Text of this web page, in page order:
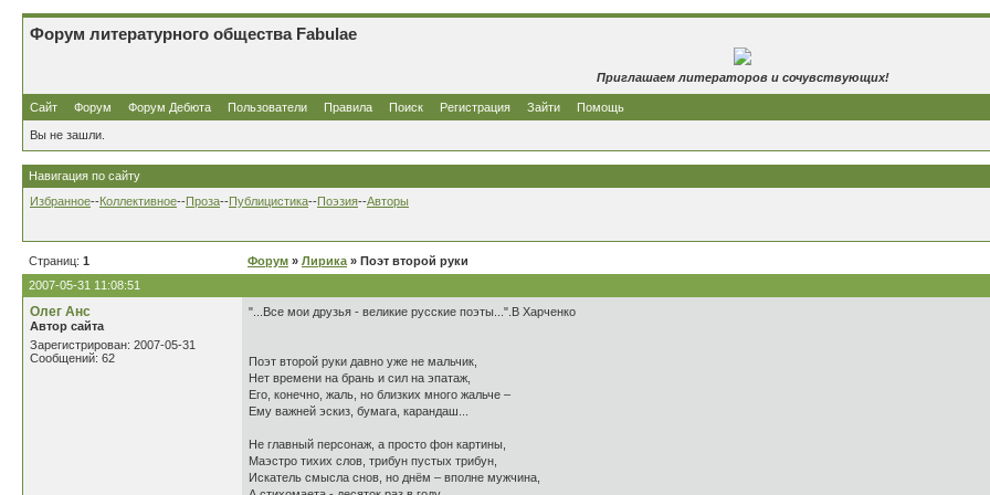
Форум литературного общества Fabulae
Приглашаем литераторов и сочувствующих!
Сайт Форум Форум Дебюта Пользователи Правила Поиск Регистрация Зайти Помощь
Вы не зашли.
Навигация по сайту
Избранное--Коллективное--Проза--Публицистика--Поэзия--Авторы
Страниц: 1 Форум » Лирика » Поэт второй руки
2007-05-31 11:08:51
Олег Анс
Автор сайта
Зарегистрирован: 2007-05-31
Сообщений: 62
"...Все мои друзья - великие русские поэты...".В Харченко
Поэт второй руки давно уже не мальчик,
Нет времени на брань и сил на эпатаж,
Его, конечно, жаль, но близких много жальче –
Ему важней эскиз, бумага, карандаш...
Не главный персонаж, а просто фон картины,
Маэстро тихих слов, трибун пустых трибун,
Искатель смысла снов, но днём – вполне мужчина,